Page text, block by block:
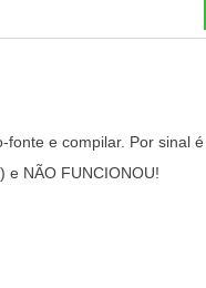
e compilar. Por sinal
e NÃO FUNCIONOU!